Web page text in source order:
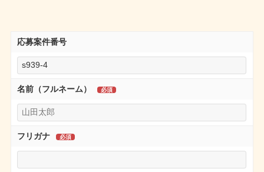
応募案件番号
名前（フルネーム）
フリガナ